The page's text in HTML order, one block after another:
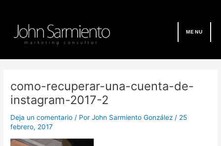
contenido
MENU
como-recuperar-una-cuenta-de-
instagram-2017-2
Deja un comentario / PorJohn Sarmiento González / 25
febrero, 2017
entradas